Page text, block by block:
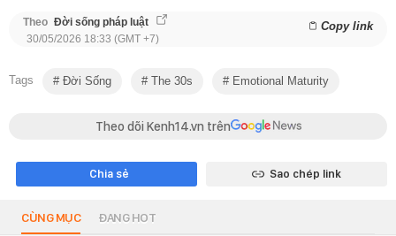
Theo Đời sống pháp luật Copy link
30/05/2026 18:33 (GMT +7)
Tags Đời Sống The 30s Emotional Maturity
Theo dõi Kenh14.vn trên
Chia sẻ Sao chép link
CÙNG MỤC ĐANG HOT